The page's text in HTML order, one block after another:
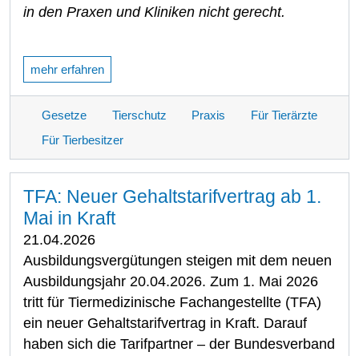
in den Praxen und Kliniken nicht gerecht.
mehr erfahren
Gesetze Tierschutz Praxis
Für Tierärzte
Für Tierbesitzer
TFA: Neuer Gehaltstarifvertrag ab 1.
Mai in Kraft
21.04.2026
Ausbildungsvergütungen steigen mit dem neuen
Ausbildungsjahr 20.04.2026. Zum 1. Mai 2026
tritt für Tiermedizinische Fachangestellte (TFA)
ein neuer Gehaltstarifvertrag in Kraft. Darauf
haben sich die Tarifpartner – der Bundesverband